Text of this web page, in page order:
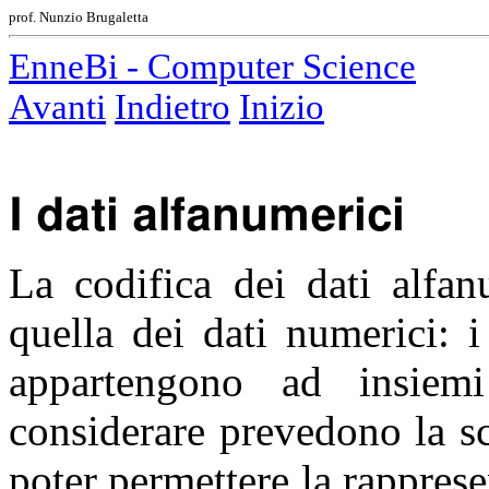
prof. Nunzio Brugaletta
EnneBi - Computer Science
Avanti Indietro Inizio
I dati alfanumerici
La codifica dei dati
quella dei dati numerici:
appartengono ad
considerare prevedono la